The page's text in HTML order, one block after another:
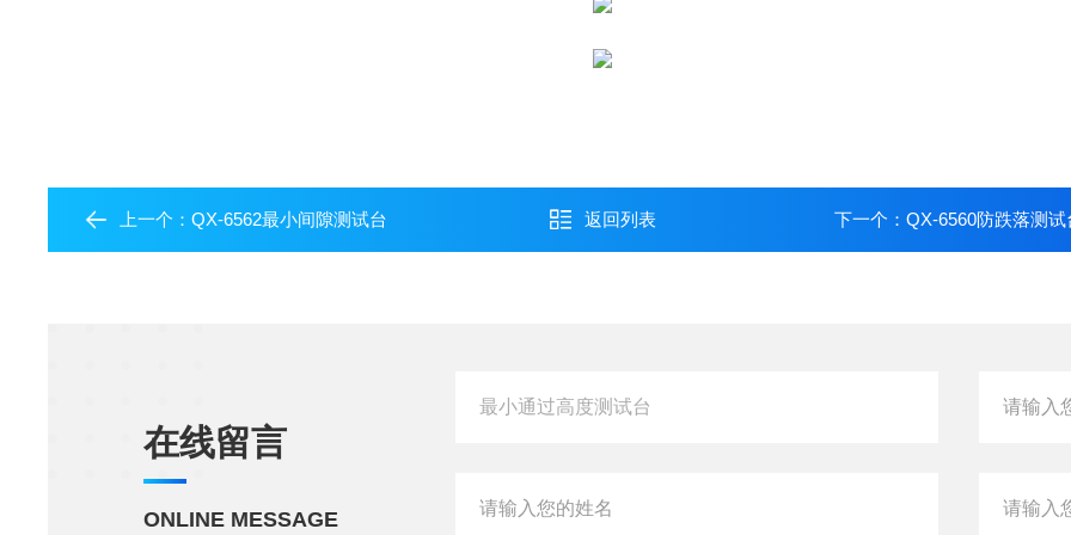
上一个：QX-6562最小间隙测试台 返回列表 下一个： QX-6560防跌落测试
在线留言
ONLINE MESSAGE